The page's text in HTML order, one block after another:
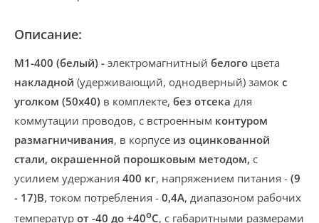
Описание:
M1-400 (белый) - электромагнитный белого цвета
накладной (удерживающий, однодверный) замок с
уголком (50х40) в комплекте, без отсека для
коммутации проводов, с встроенным контуром
размагничивания, в корпусе из оцинкованной
стали, окрашенной порошковым методом, с
усилием удержания 400 кг, напряжением питания - (9
- 17)В, током потребления - 0,4А, диапазоном рабочих
температур от -40 до +40оС, с габаритными размерами